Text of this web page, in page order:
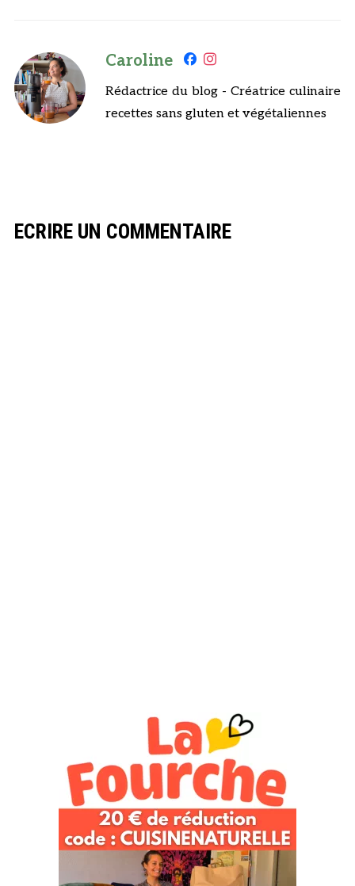
Caroline
Rédactrice du blog - Créatrice culinaire
recettes sans gluten et végétaliennes
ECRIRE UN COMMENTAIRE